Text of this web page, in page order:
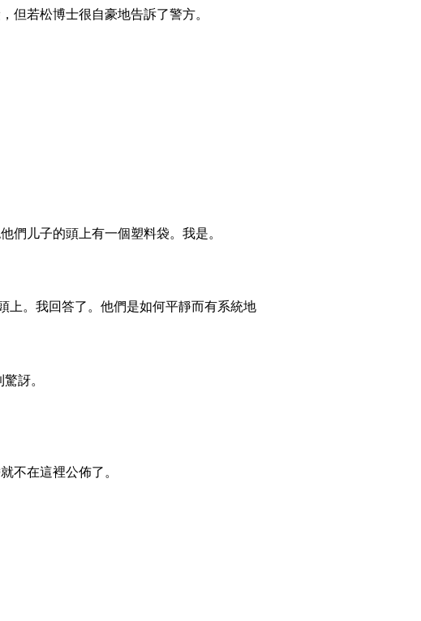
但若松博士很自豪地告訴了警方。
們儿子的頭上有一個塑料袋。我是。
上。我回答了。他們是如何平靜而有系統地
訝。
不在這裡公佈了。